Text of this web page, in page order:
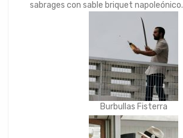
sabrages con sable briquet napoleónico.
Burbullas Fisterra